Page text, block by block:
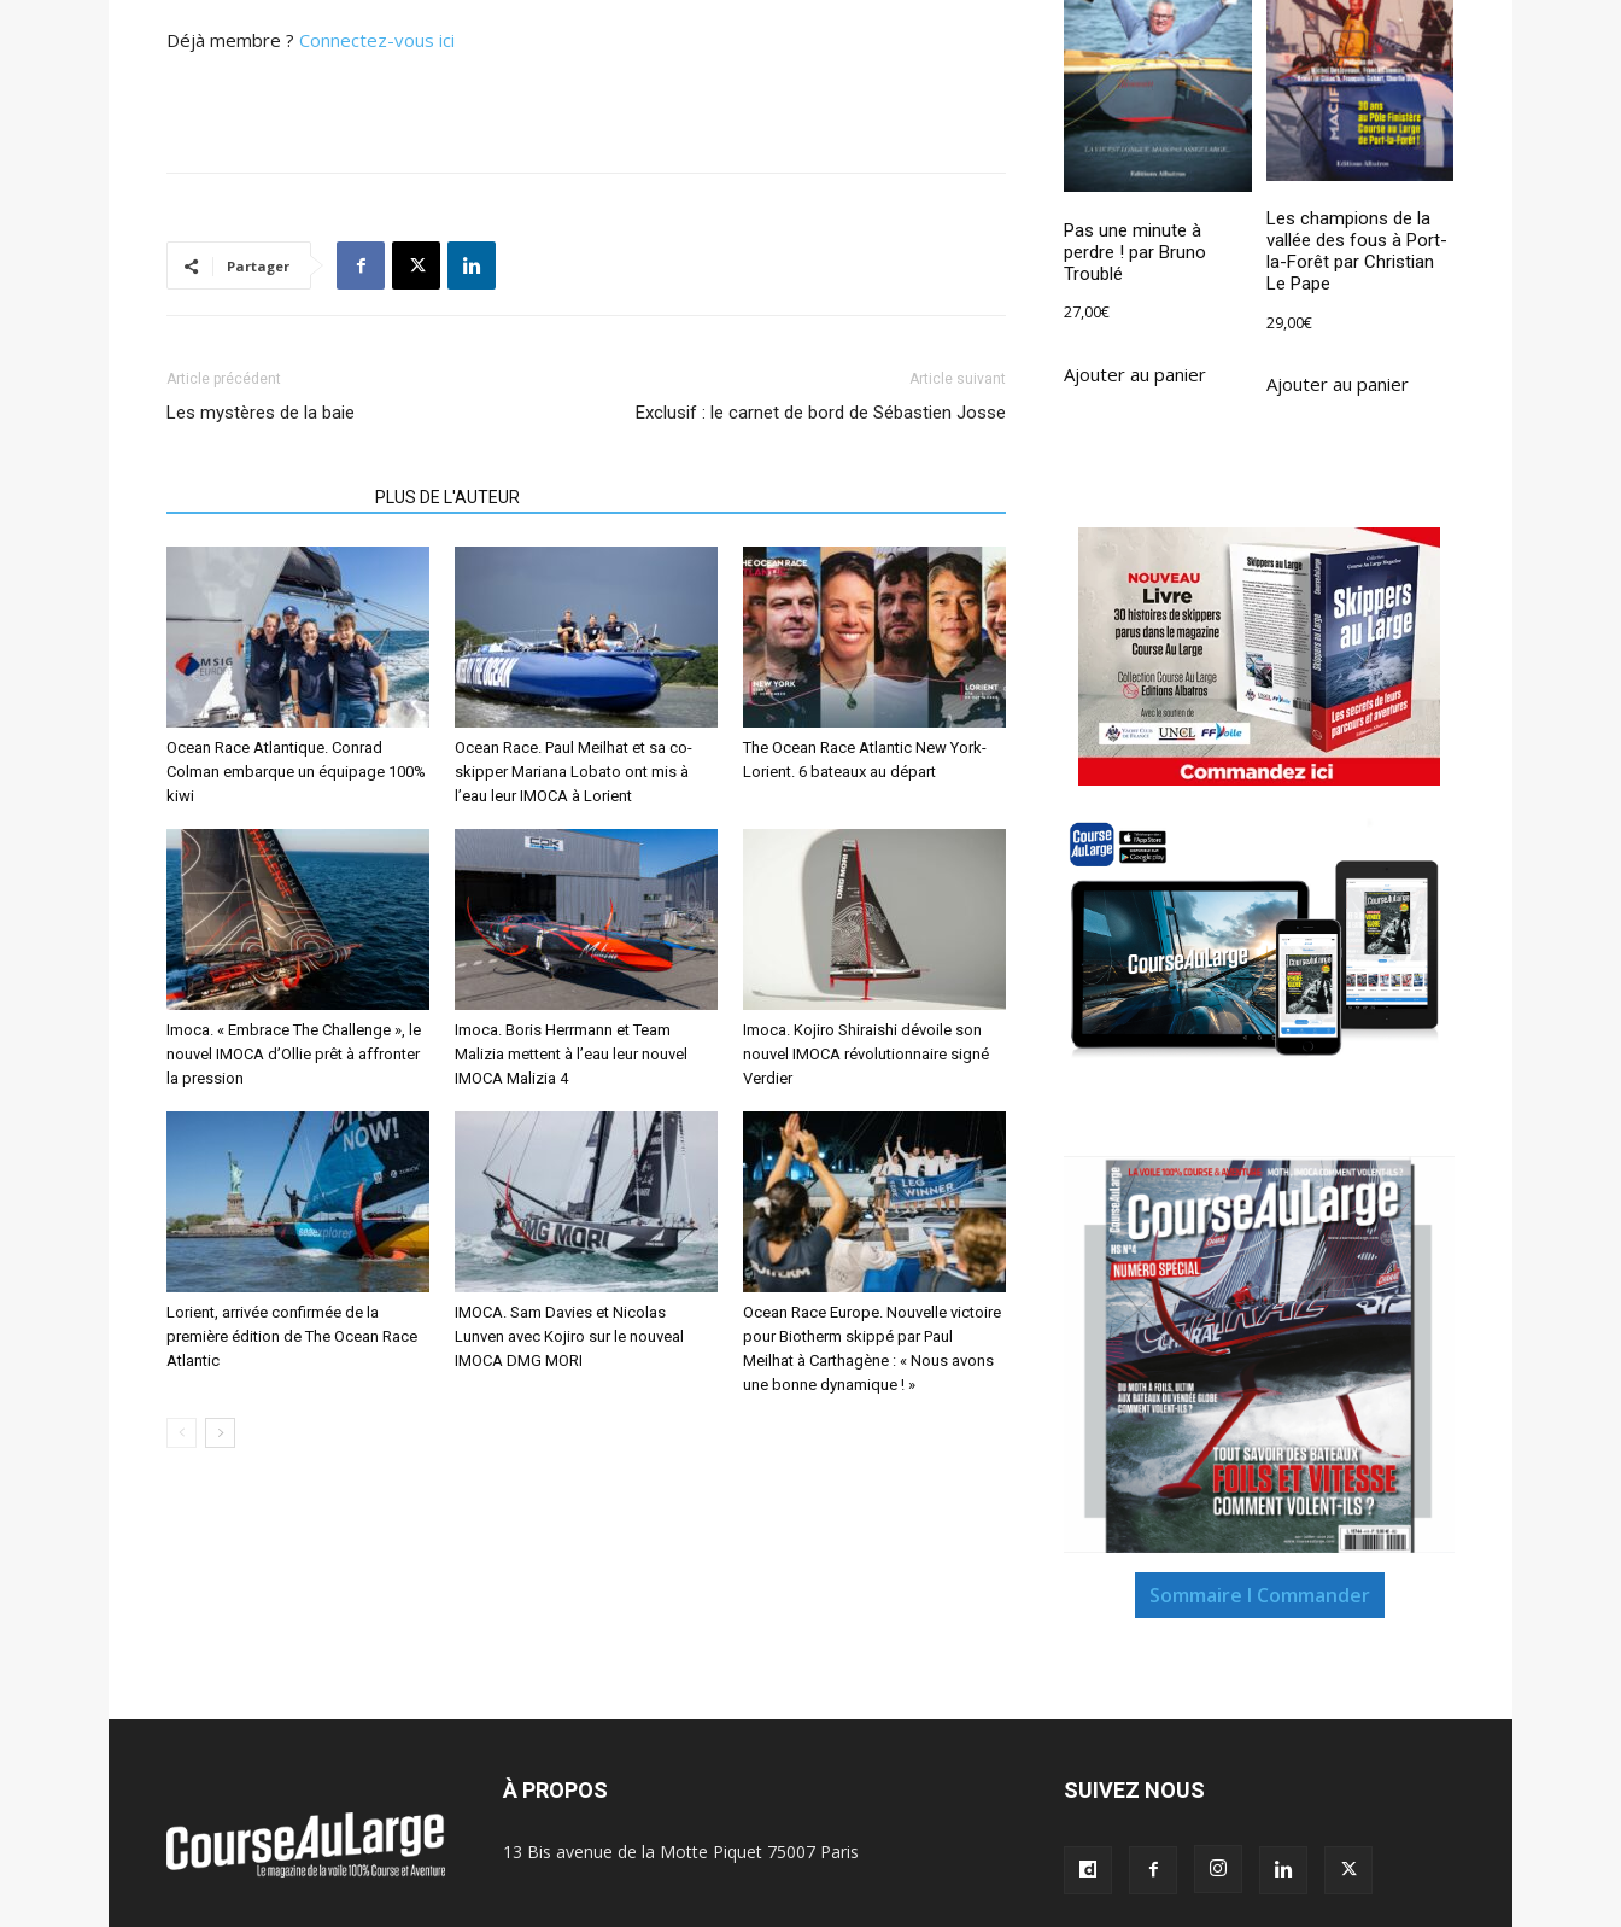
Déjà membre ? Connectez-vous ici
Partager
Article précédent
Les mystères de la baie
Article suivant
Exclusif : le carnet de bord de Sébastien Josse
PLUS DE L'AUTEUR
Ocean Race Atlantique. Conrad
Colman embarque un équipage 100%
kiwi
Ocean Race. Paul Meilhat et sa co-
skipper Mariana Lobato ont mis à
l’eau leur IMOCA à Lorient
The Ocean Race Atlantic New York-
Lorient. 6 bateaux au départ
Imoca. « Embrace The Challenge », le
nouvel IMOCA d’Ollie prêt à affronter
la pression
Imoca. Boris Herrmann et Team
Malizia mettent à l’eau leur nouvel
IMOCA Malizia 4
Imoca. Kojiro Shiraishi dévoile son
nouvel IMOCA révolutionnaire signé
Verdier
Lorient, arrivée confirmée de la
première édition de The Ocean Race
Atlantic
IMOCA. Sam Davies et Nicolas
Lunven avec Kojiro sur le nouveal
IMOCA DMG MORI
Ocean Race Europe. Nouvelle victoire
pour Biotherm skippé par Paul
Meilhat à Carthagène : « Nous avons
une bonne dynamique ! »
Pas une minute à
perdre ! par Bruno
Troublé
27,00€
Ajouter au panier
Les champions de la
vallée des fous à Port-
la-Forêt par Christian
Le Pape
29,00€
Ajouter au panier
Sommaire I Commander
À PROPOS
13 Bis avenue de la Motte Piquet 75007 Paris
SUIVEZ NOUS